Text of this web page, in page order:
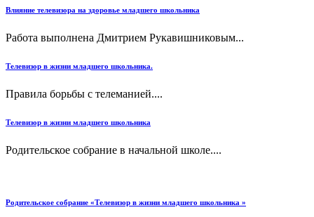
Влияние телевизора на здоровье младшего школьника
Работа выполнена Дмитрием Рукавишниковым...
Телевизор в жизни младшего школьника.
Правила борьбы с телеманией....
Телевизор в жизни младшего школьника
Родительское собрание в начальной школе....
Родительское собрание «Телевизор в жизни младшего школьника »